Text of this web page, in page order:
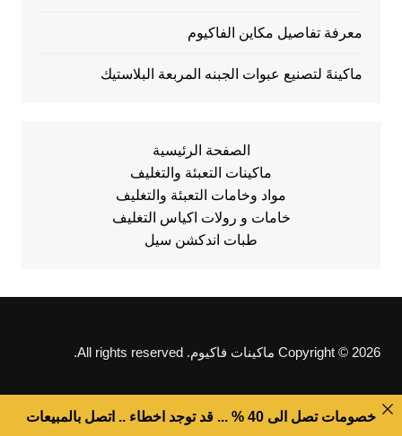
معرفة تفاصيل مكاين الفاكيوم
ماكينهً لتصنيع عبوات الجبنه المربعة البلاستيك
الصفحة الرئيسية
ماكينات التعبئة والتغليف
مواد وخامات التعبئة والتغليف
خامات و رولات اكياس التغليف
طبات اندكشن سيل
Copyright © 2026 ماكينات فاكيوم. All rights reserved.
خصومات تصل الى 40 % ... قد توجد اخطاء .. اتصل بالمبيعات